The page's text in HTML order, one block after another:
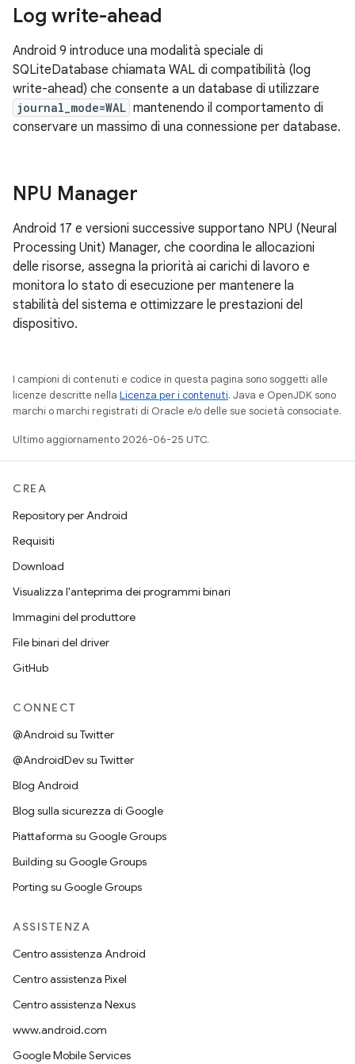
Log write-ahead
Android 9 introduce una modalità speciale di
SQLiteDatabase chiamata WAL di compatibilità (log
write-ahead) che consente a un database di utilizzare
journal_mode=WAL mantenendo il comportamento di
conservare un massimo di una connessione per database.
NPU Manager
Android 17 e versioni successive supportano NPU (Neural
Processing Unit) Manager, che coordina le allocazioni
delle risorse, assegna la priorità ai carichi di lavoro e
monitora lo stato di esecuzione per mantenere la
stabilità del sistema e ottimizzare le prestazioni del
dispositivo.
I campioni di contenuti e codice in questa pagina sono soggetti alle
licenze descritte nella Licenza per i contenuti. Java e OpenJDK sono
marchi o marchi registrati di Oracle e/o delle sue società consociate.
Ultimo aggiornamento 2026-06-25 UTC.
CREA
Repository per Android
Requisiti
Download
Visualizza l'anteprima dei programmi binari
Immagini del produttore
File binari del driver
GitHub
CONNECT
@Android su Twitter
@AndroidDev su Twitter
Blog Android
Blog sulla sicurezza di Google
Piattaforma su Google Groups
Building su Google Groups
Porting su Google Groups
ASSISTENZA
Centro assistenza Android
Centro assistenza Pixel
Centro assistenza Nexus
www.android.com
Google Mobile Services